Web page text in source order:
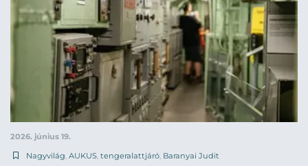
2026. június 19.
Nagyvilág, AUKUS, tengeralattjáró, Baranyai Judit